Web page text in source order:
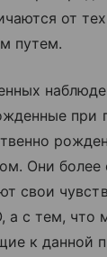
от
путем.
Они более
свои
а с тем, что
к данной